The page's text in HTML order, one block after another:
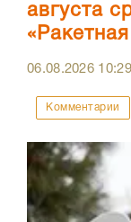
августа
06.08.2026 10:29
Комментарии